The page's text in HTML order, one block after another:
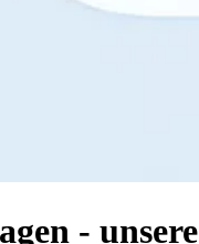
- unsere